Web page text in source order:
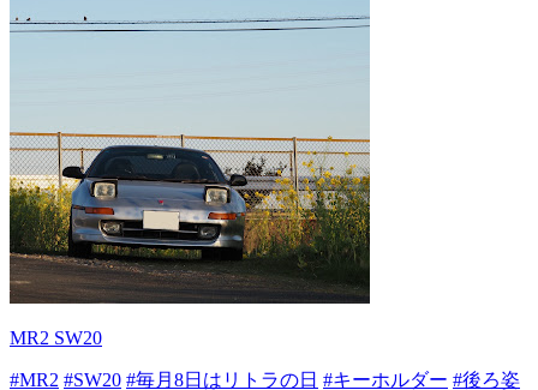
MR2 SW20
#MR2 #SW20 #毎月8日はリトラの日 #キーホルダー #後ろ姿